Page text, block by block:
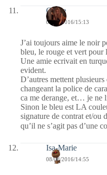
Carrie
08/08/2016/15:13
J’ai toujours aime le noir
bleu, le rouge et vert pour
Une amie ecrivait en
evident.
D’autres mettent
changeant la police de
ca me derange, et… je ne
Sinon le bleu est LA
signature de contrat et/ou
qu’il ne s’agit pas d’une
Isa-Marie
08/08/2016/14:55